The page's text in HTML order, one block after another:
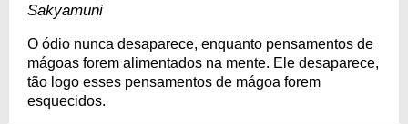
Sakyamuni
O ódio nunca desaparece, enquanto pensamentos de
mágoas forem alimentados na mente. Ele desaparece,
tão logo esses pensamentos de mágoa forem
esquecidos.